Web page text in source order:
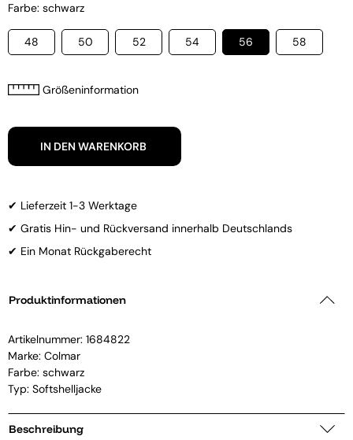
Farbe: schwarz
48 50 52 54 56 58
Größeninformation
IN DEN WARENKORB
✔ Lieferzeit 1-3 Werktage
✔ Gratis Hin- und Rückversand innerhalb Deutschlands
✔ Ein Monat Rückgaberecht
Produktinformationen
Artikelnummer: 1684822
Marke: Colmar
Farbe: schwarz
Typ: Softshelljacke
Beschreibung